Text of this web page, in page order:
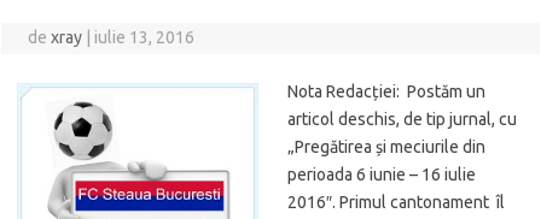
de xray iulie 13, 2016
Nota Redacției: Postăm un
articol deschis, de tip jurnal, cu
„Pregătirea și meciurile din
perioada 6 iunie – 16 iulie
2016″. Primul cantonament îl